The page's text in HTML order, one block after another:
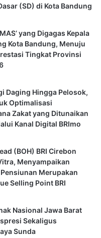
(SD) di Kota Bandung
yang Digagas Kepala
Kota Bandung, Menuju
Tingkat Provinsi
Daging Hingga Pelosok,
Optimalisasi
Zakat yang Ditunaikan
Kanal Digital BRImo
(BOH) BRI Cirebon
Menyampaikan
Merupakan
Selling Point BRI
Nasional Jawa Barat
Sekaligus
Sunda